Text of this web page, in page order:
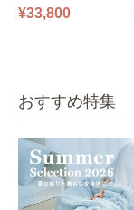
ファ フロアソファ 幅14
¥33,800
おすすめ特集